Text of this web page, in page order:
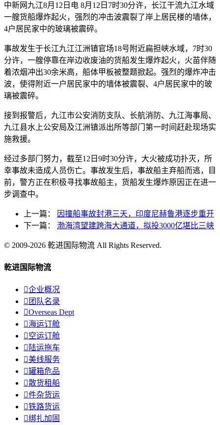
中新网九江8月12日电 8月12日7时30分许，长江干流九江水域
一艘货船爆炸起火，强烈的冲击波震裂了岸上居民楼的墙体，
4户居民家中的玻璃被震碎。
事故发生于长江九江江洲镇官场18号附近扁担峡水域，7时30
分许，一艘停靠在岸边收废油的货船发生爆炸起火，火苗伴随
着浓烟冲出30余米高，船体甲板被整题掀起。强烈的爆炸冲击
波，使得附近一户居民家中的墙体被震裂、4户居民家中的玻
璃被震碎。
接到报警后，九江市公安消防支队、长航消防、九江海事局、
九江县水上公安局及江洲镇派出所等部门第一时间赶赴现场实
施救援。
经过多部门努力，截至12日9时30分许，大火被成功扑灭，所
幸事故未造成人员伤亡。事故发生后，事故船主弃船而逃，目
前，警方正在积极寻找事故船主，货船发生爆炸原因正在进一
步调查中。
上一篇：
因撞船事故封港三天，印度尼赫鲁港逐步重开
下一篇：
渤海湾望建跨海大通道，拟投3000亿堪比三峡
© 2009-2026 乾进国际物流 All Rights Reserved.
乾进国际物流
企业概况
 团队名录
Overseas Dept
海运订舱
空运订舱
 陆运拖车
美线服务
罐箱危品
散货租船
件杂货运
铁路货运
绑扎加固